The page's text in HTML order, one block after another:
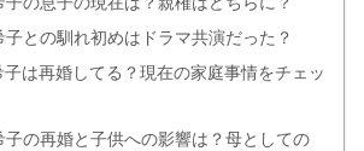
子との馴れ初めはドラマ共演だった？
子は再婚してる？現在の家庭事情をチェッ
子の再婚と子供への影響は？母としての